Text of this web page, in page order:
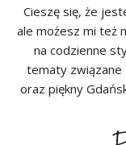
Cieszę się, że
ale możesz mi też
na codzienne
tematy związane
oraz piękny